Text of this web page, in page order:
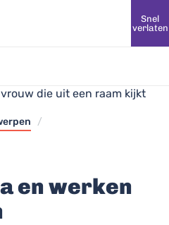
Snel
verlaten
/
en werken